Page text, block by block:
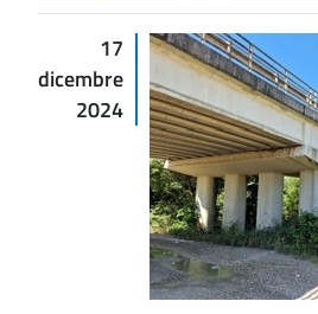
17
dicembre
2024